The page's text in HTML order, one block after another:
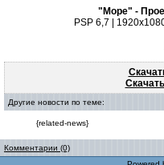
"Море" -
PSP 6,7 |
Другие новости по теме:
{related-news}
Комментарии (0)